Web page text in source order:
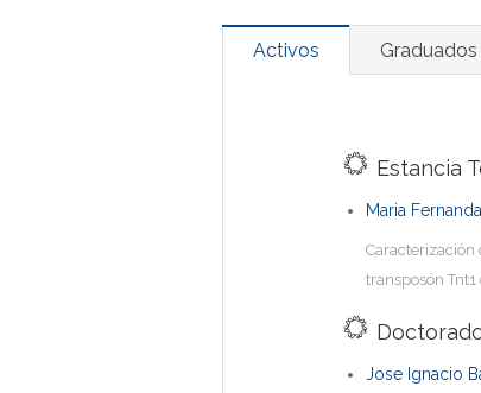
Activos Graduados
Estancia
Maria
Caracterización
transposón Tnt1
Jose Ignacio